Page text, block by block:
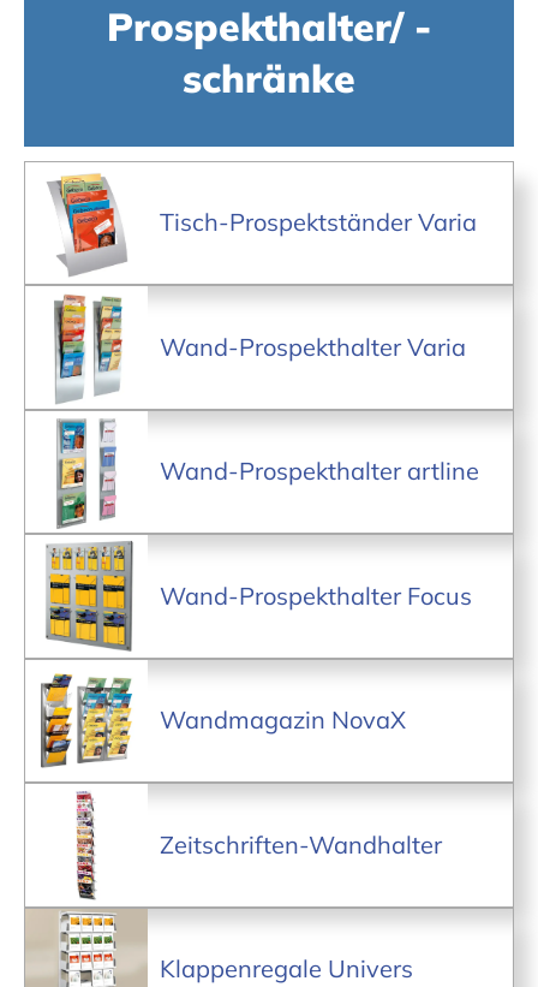
Prospekthalter/ -
schränke
Tisch-Prospektständer Varia
Wand-Prospekthalter Varia
Wand-Prospekthalter artline
Wand-Prospekthalter Focus
Wandmagazin NovaX
Zeitschriften-Wandhalter
Klappenregale Univers